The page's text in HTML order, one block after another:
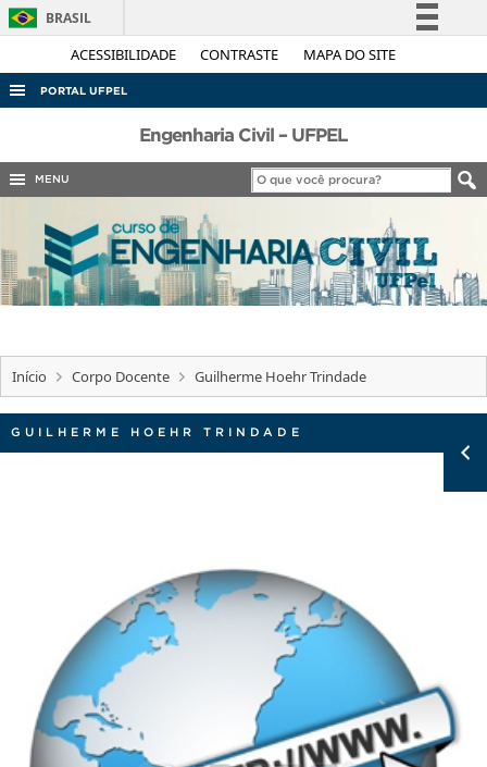
ACESSIBILIDADE CONTRASTE MAPA DO SITE
BRASIL
Simplifique!
Legislação
PORTAL UFPEL
ACESSO À INFORMAÇÃO
AUDITORIA
CONCURSOS
EDITAIS
PORTARIAS
Engenharia Civil – UFPEL
MENU
Início Corpo Docente Guilherme Hoehr Trindade
GUILHERME HOEHR TRINDADE